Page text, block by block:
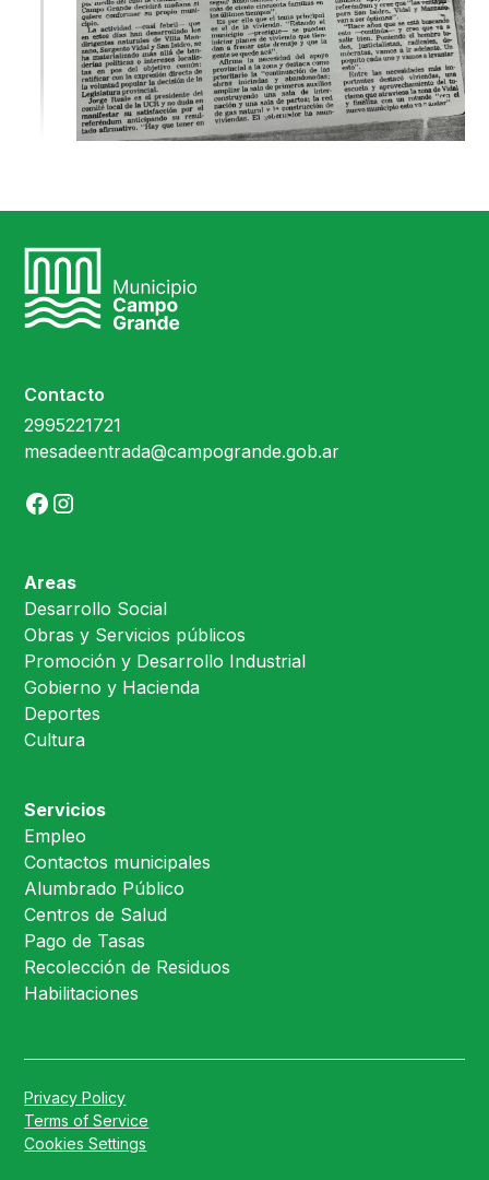
Contacto
2995221721
mesadeentrada@campogrande.gob.ar
Areas
Desarrollo Social
Obras y Servicios públicos
Promoción y Desarrollo Industrial
Gobierno y Hacienda
Deportes
Cultura
Servicios
Empleo
Contactos municipales
Alumbrado Público
Centros de Salud
Pago de Tasas
Recolección de Residuos
Habilitaciones
Privacy Policy
Terms of Service
Cookies Settings